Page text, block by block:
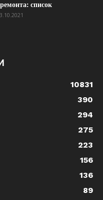
список
10831
390
294
275
223
156
136
89